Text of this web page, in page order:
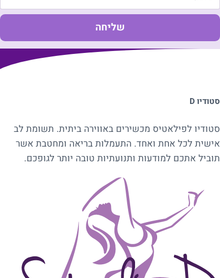
סטודיו D
סטודיו לפילאטיס מכשירים באווירה ביתית. תשומת לב
אישית לכל אחת ואחד. התעמלות בריאה ומחטבת אשר
תוביל אתכם למודעות ותנועתיות טובה יותר לגופכם.